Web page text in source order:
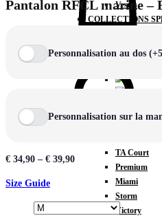
Vestes
COLLECTIONS
TA Court
Premium
Miami
Storm
Victory
Pantalon RFCL marine –
Personnalisation au dos
Personnalisation sur la
€ 34,90 – € 39,90
Size Guide